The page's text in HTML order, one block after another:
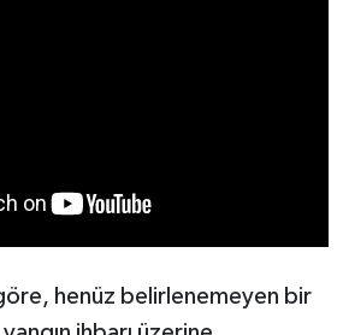
henüz belirlenemeyen bir